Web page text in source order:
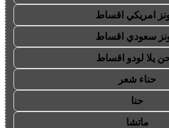
امريكي اقساط
سعودي اقساط
يلا لودو اقساط
حناء شعر
حنا
ماتشا